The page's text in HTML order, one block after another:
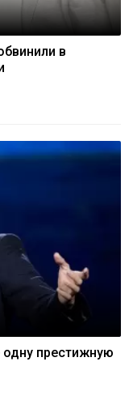
в
престижную